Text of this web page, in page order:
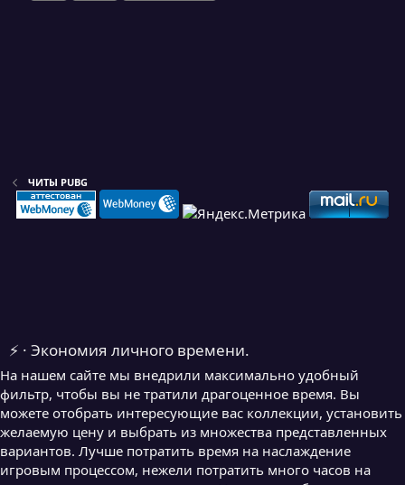
ЧИТЫ PUBG
⚡ · Экономия личного времени.
На нашем сайте мы внедрили максимально удобный
фильтр, чтобы вы не тратили драгоценное время. Вы
можете отобрать интересующие вас коллекции, установить
желаемую цену и выбрать из множества представленных
вариантов. Лучше потратить время на наслаждение
игровым процессом, нежели потратить много часов на